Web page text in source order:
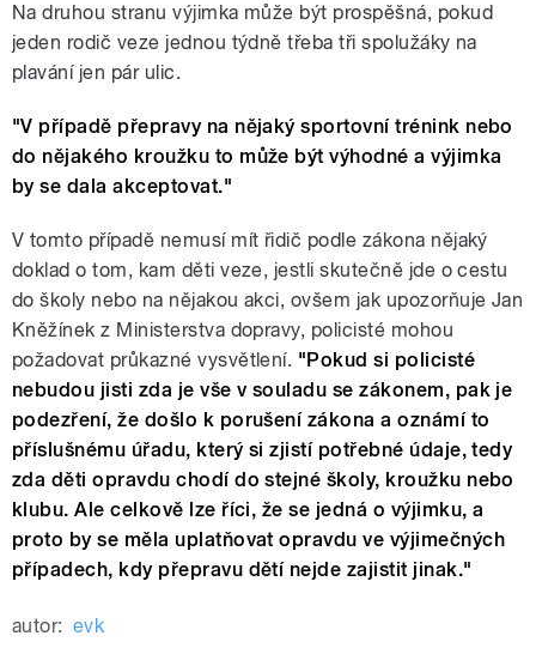
Na druhou stranu výjimka může být prospěšná, pokud
jeden rodič veze jednou týdně třeba tři spolužáky na
plavání jen pár ulic.
"V případě přepravy na nějaký sportovní trénink nebo
do nějakého kroužku to může být výhodné a výjimka
by se dala akceptovat."
V tomto případě nemusí mít řidič podle zákona nějaký
doklad o tom, kam děti veze, jestli skutečně jde o cestu
do školy nebo na nějakou akci, ovšem jak upozorňuje Jan
Kněžínek z Ministerstva dopravy, policisté mohou
požadovat průkazné vysvětlení. "Pokud si policisté
nebudou jisti zda je vše v souladu se zákonem, pak je
podezření, že došlo k porušení zákona a oznámí to
příslušnému úřadu, který si zjistí potřebné údaje, tedy
zda děti opravdu chodí do stejné školy, kroužku nebo
klubu. Ale celkově lze říci, že se jedná o výjimku, a
proto by se měla uplatňovat opravdu ve výjimečných
případech, kdy přepravu dětí nejde zajistit jinak."
autor: evk